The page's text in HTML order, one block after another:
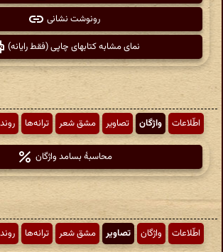
رونوشت نشانی
نمای مشابه کتابهای چاپی (فقط رایانه)
اطّلاعات واژگان تصاویر مشق شعر ترانه‌ها
محاسبهٔ بسامد واژگان
اطّلاعات واژگان تصاویر مشق شعر ترانه‌ها